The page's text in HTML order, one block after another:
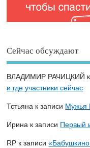
Сейчас обсуждают
ВЛАДИМИР РАЧИЦКИЙ
и где участники сейчас
Тстьяна к записи Мужья
Ирина к записи Первый
RP к записи